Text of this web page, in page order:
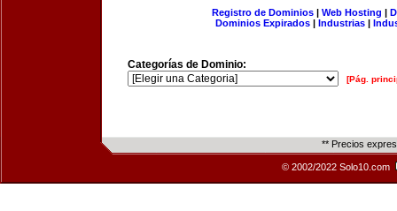
Registro de Dominios| Web Hosting |
Dominios Expirados | Industrias |
Categorías de Dominio:
[Pág.
** Precios
© 2002/2022 Solo10.com